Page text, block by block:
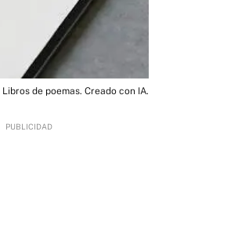
Libros de poemas. Creado con IA.